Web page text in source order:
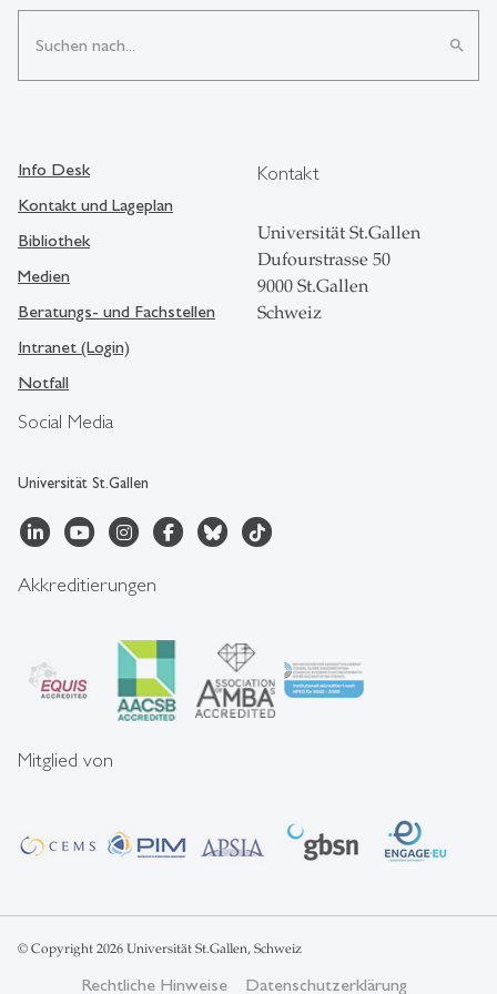
search
Social Media
Universität St.Gallen
Info Desk
Kontakt und Lageplan
Bibliothek
Medien
Beratungs- und Fachstellen
Intranet (Login)
Notfall
Kontakt
Universität St.Gallen
Dufourstrasse 50
9000 St.Gallen
Schweiz
Akkreditierungen
Mitglied von
© Copyright 2026 Universität St.Gallen, Schweiz
Rechtliche Hinweise
Datenschutzerklärung